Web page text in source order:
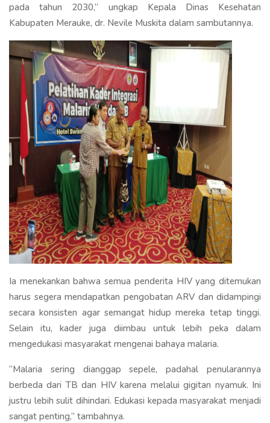
pada tahun 2030,” ungkap Kepala Dinas Kesehatan
Kabupaten Merauke, dr. Nevile Muskita dalam sambutannya.
Ia menekankan bahwa semua penderita HIV yang ditemukan
harus segera mendapatkan pengobatan ARV dan didampingi
secara konsisten agar semangat hidup mereka tetap tinggi.
Selain itu, kader juga diimbau untuk lebih peka dalam
mengedukasi masyarakat mengenai bahaya malaria.
“Malaria sering dianggap sepele, padahal penularannya
berbeda dari TB dan HIV karena melalui gigitan nyamuk. Ini
justru lebih sulit dihindari. Edukasi kepada masyarakat menjadi
sangat penting,” tambahnya.